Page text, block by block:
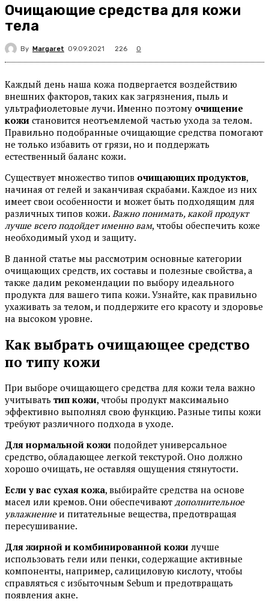
Очищающие средства для кожи
тела
By Margaret 09.09.2021 226 0
Каждый день наша кожа подвергается воздействию
внешних факторов, таких как загрязнения, пыль и
ультрафиолетовые лучи. Именно поэтому очищение
кожи становится неотъемлемой частью ухода за телом.
Правильно подобранные очищающие средства помогают
не только избавить от грязи, но и поддержать
естественный баланс кожи.
Существует множество типов очищающих продуктов,
начиная от гелей и заканчивая скрабами. Каждое из них
имеет свои особенности и может быть подходящим для
различных типов кожи. Важно понимать, какой продукт
лучше всего подойдет именно вам, чтобы обеспечить коже
необходимый уход и защиту.
В данной статье мы рассмотрим основные категории
очищающих средств, их составы и полезные свойства, а
также дадим рекомендации по выбору идеального
продукта для вашего типа кожи. Узнайте, как правильно
ухаживать за телом, и поддержите его красоту и здоровье
на высоком уровне.
Как выбрать очищающее средство
по типу кожи
При выборе очищающего средства для кожи тела важно
учитывать тип кожи, чтобы продукт максимально
эффективно выполнял свою функцию. Разные типы кожи
требуют различного подхода в уходе.
Для нормальной кожи подойдет универсальное
средство, обладающее легкой текстурой. Оно должно
хорошо очищать, не оставляя ощущения стянутости.
Если у вас сухая кожа, выбирайте средства на основе
масел или кремов. Они обеспечивают дополнительное
увлажнениеи питательные вещества, предотвращая
пересушивание.
Для жирной и комбинированной кожи лучше
использовать гели или пенки, содержащие активные
компоненты, например, салициловую кислоту, чтобы
справляться с избыточным Sebum и предотвращать
появления акне.